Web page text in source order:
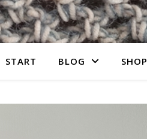
START BLOG SHOP